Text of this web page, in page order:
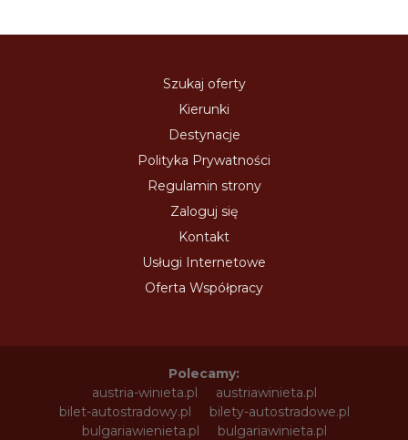
Szukaj oferty
Kierunki
Destynacje
Polityka Prywatności
Regulamin strony
Zaloguj się
Kontakt
Usługi Internetowe
Oferta Współpracy
Polecamy:
austria-winieta.pl
austriawinieta.pl
bilet-autostradowy.pl
bilety-autostradowe.pl
bulgariawienieta.pl
bulgariawinieta.pl